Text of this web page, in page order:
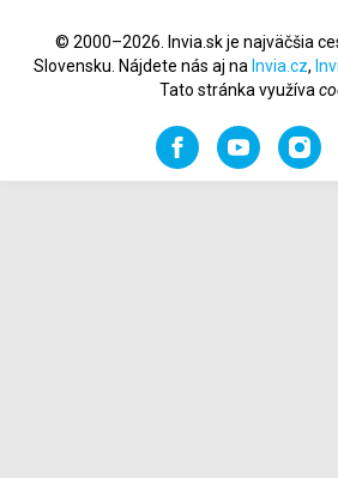
© 2000–2026. Invia.sk je najväčšia
Slovensku. Nájdete nás aj na Invia.cz,
Tato stránka využíva
FacebookYouTube